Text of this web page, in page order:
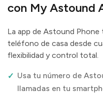
con My Astound
La app de Astound
teléfono de casa desde
flexibilidad y control total.
Usa tu número de
llamadas en tu